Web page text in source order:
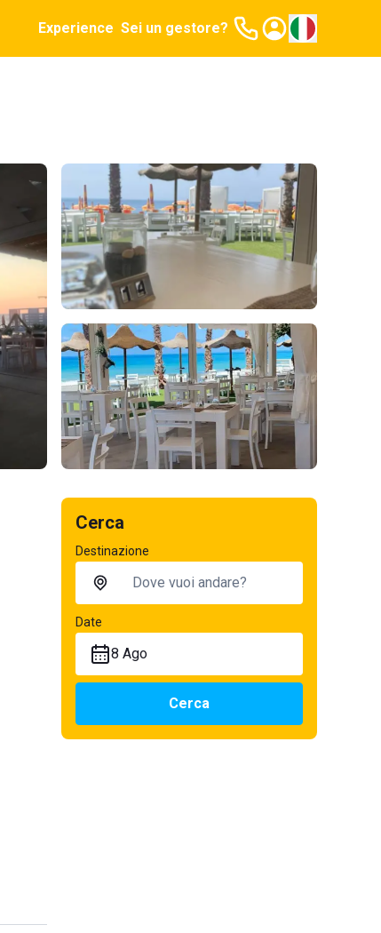
Experience Sei un gestore?
Cerca
Destinazione
Date
8 Ago
Cerca